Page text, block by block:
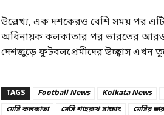
উল্লেখ্য, এক দশকেরও বেশি সময় পর
অধিনায়ক কলকাতার পর ভারতের
দেশজুড়ে ফুটবলপ্রেমীদের উচ্ছ্বাস এখন
TAGS Football News Kolkata News
মেসি কলকাতা
মেসি শাহরুখ সাক্ষাৎ মেসির